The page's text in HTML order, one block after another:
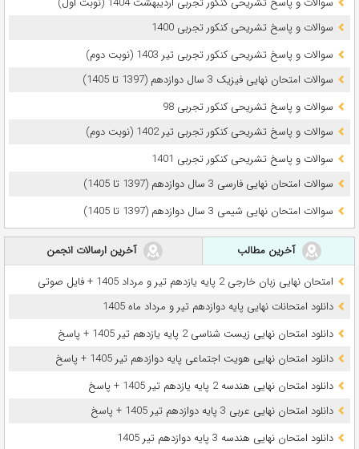
سوالات و پاسخ تشریحی کنکور تجربی 1400
سوالات و پاسخ تشریحی کنکور تجربی تیر 1403 (نوبت دوم)
سوالات امتحان نهایی فیزیک 3 سال دوازدهم (1397 تا 1405)
سوالات و پاسخ تشریحی کنکور تجربی 98
سوالات و پاسخ تشریحی کنکور تجربی تیر 1402 (نوبت دوم)
سوالات و پاسخ تشریحی کنکور تجربی 1401
سوالات امتحان نهایی فارسی 3 سال دوازدهم (1397 تا 1405)
سوالات امتحان نهایی شیمی 3 سال دوازدهم (1397 تا 1405)
آخرین مطالب
آخرین ارسالات انجمن
امتحان نهایی زبان خارجی 2 پایه یازدهم تیر و مرداد 1405 + فایل صوتی
دانلود امتحانات نهایی پایه دوازدهم تیر و مرداد ماه 1405
دانلود امتحان نهایی زیست شناسی 2 پایه یازدهم تیر 1405 + پاسخ
دانلود امتحان نهایی هویت اجتماعی پایه دوازدهم تیر 1405 + پاسخ
دانلود امتحان نهایی هندسه 2 پایه یازدهم تیر 1405 + پاسخ
دانلود امتحان نهایی عربی 3 پایه دوازدهم تیر 1405 + پاسخ
دانلود امتحان نهایی هندسه 3 پایه دوازدهم تیر 1405